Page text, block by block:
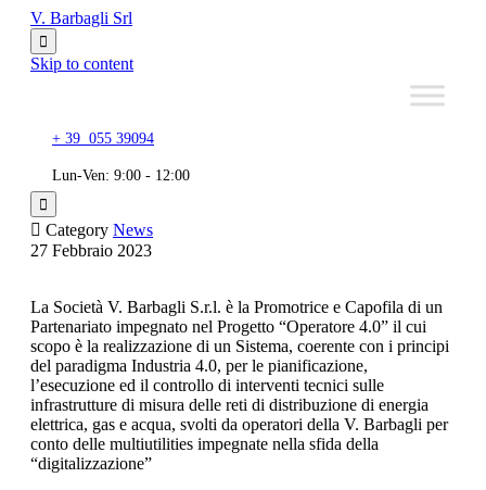
V. Barbagli Srl

Skip to content
+ 39 055 39094
Lun-Ven: 9:00 - 12:00

 Category News
27 Febbraio 2023
La Società V. Barbagli S.r.l. è la Promotrice e Capofila di un
Partenariato impegnato nel Progetto “Operatore 4.0” il cui
scopo è la realizzazione di un Sistema, coerente con i principi
del paradigma Industria 4.0, per le pianificazione,
l’esecuzione ed il controllo di interventi tecnici sulle
infrastrutture di misura delle reti di distribuzione di energia
elettrica, gas e acqua, svolti da operatori della V. Barbagli per
conto delle multiutilities impegnate nella sfida della
“digitalizzazione”